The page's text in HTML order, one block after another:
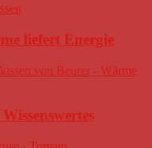
liefert Energie